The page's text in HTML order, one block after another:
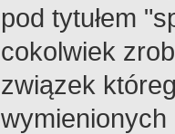
pod tytułem
cokolwiek
związek